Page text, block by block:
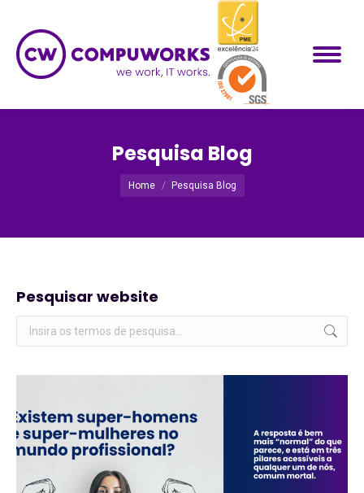
Pesquisa Blog
Você está aqui:
Home Pesquisa Blog
Pesquisar website
Pesquisar: